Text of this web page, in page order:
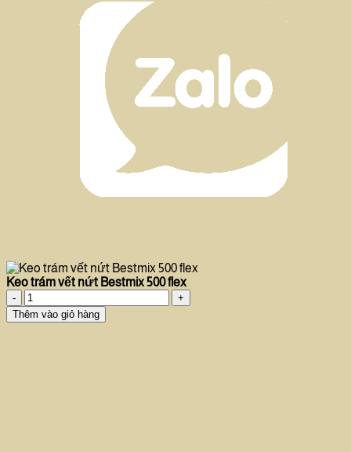
Keo trám vết nứt Bestmix 500 flex
Keo
trám
vết
Thêm vào giỏ hàng